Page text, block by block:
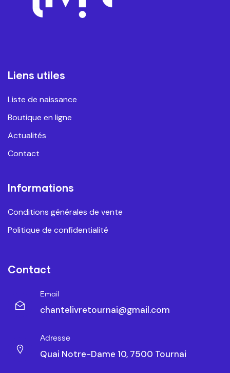
Liens utiles
Liste de naissance
Boutique en ligne
Actualités
Contact
Informations
Conditions générales de vente
Politique de confidentialité
Contact
Email
chantelivretournai@gmail.com
Adresse
Quai Notre-Dame 10, 7500 Tournai